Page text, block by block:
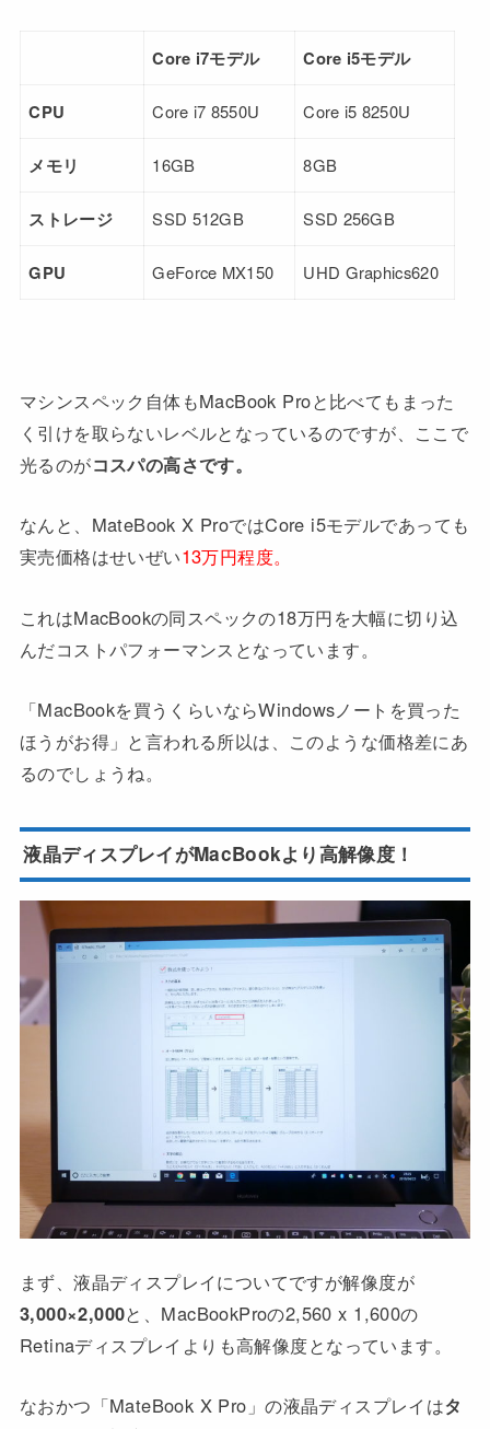
Core i7モデル Core i5モデル
CPU Core i7 8550U Core i5 8250U
メモリ 16GB 8GB
ストレージ SSD 512GB SSD 256GB
GPU GeForce MX150 UHD Graphics620
マシンスペック自体もMacBook Proと比べてもまった
く引けを取らないレベルとなっているのですが、ここで
光るのがコスパの高さです。
なんと、MateBook X ProではCore i5モデルであっても
実売価格はせいぜい13万円程度。
これはMacBookの同スペックの18万円を大幅に切り込
んだコストパフォーマンスとなっています。
「MacBookを買うくらいならWindowsノートを買った
ほうがお得」と言われる所以は、このような価格差にあ
るのでしょうね。
液晶ディスプレイがMacBookより高解像度！
まず、液晶ディスプレイについてですが解像度が
3,000×2,000と、MacBookProの2,560 x 1,600の
Retinaディスプレイよりも高解像度となっています。
なおかつ「MateBook X Pro」の液晶ディスプレイはタ